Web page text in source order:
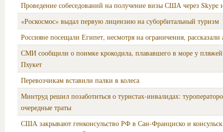
Проведение собеседований на получение визы США через Skype
«Роскосмос» выдал первую лицензию на суборбитальный туризм
Россияне посещали Египет, несмотря на ограничения, рассказали
СМИ сообщили о поимке крокодила, плававшего в море у пляжей
Пхукет
Перевозчикам вставили палки в колеса
Минтруд решил позаботиться о туристах-инвалидах:
очередные траты
США закрывают генконсульство РФ в Сан-Франциско и